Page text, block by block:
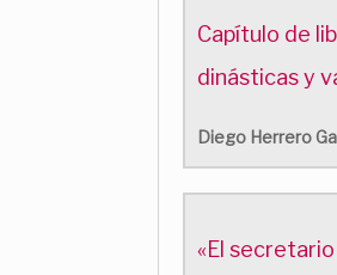
Capítulo de
dinásticas y
Diego Herrero
«El